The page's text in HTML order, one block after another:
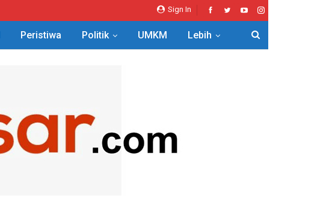
Sign In
Peristiwa Politik UMKM Lebih